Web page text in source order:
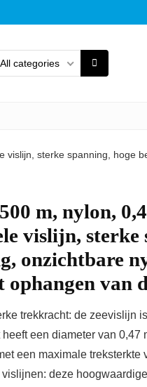
All categories
sterke spanning, hoge
m, nylon,
vislijn, sterke
onzichtbare
ophangen van
trekkracht: de zeevislijn
een diameter van 0,47
een maximale treksterkte
deze